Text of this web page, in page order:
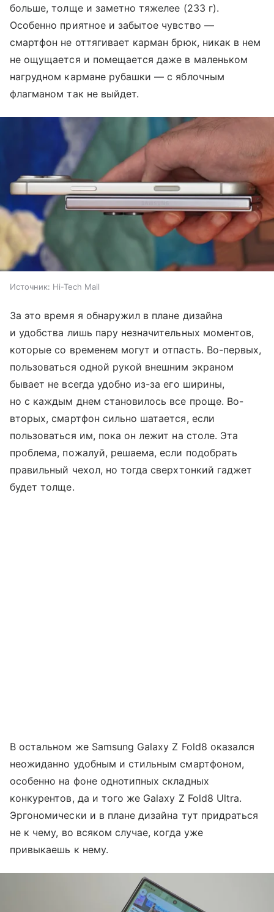
больше, толще и заметно тяжелее (233 г).
Особенно приятное и забытое чувство —
смартфон не оттягивает карман брюк, никак в нем
не ощущается и помещается даже в маленьком
нагрудном кармане рубашки — с яблочным
флагманом так не выйдет.
Источник: Hi-Tech Mail
За это время я обнаружил в плане дизайна
и удобства лишь пару незначительных моментов,
которые со временем могут и отпасть. Во-первых,
пользоваться одной рукой внешним экраном
бывает не всегда удобно из-за его ширины,
но с каждым днем становилось все проще. Во-
вторых, смартфон сильно шатается, если
пользоваться им, пока он лежит на столе. Эта
проблема, пожалуй, решаема, если подобрать
правильный чехол, но тогда сверхтонкий гаджет
будет толще.
В остальном же Samsung Galaxy Z Fold8 оказался
неожиданно удобным и стильным смартфоном,
особенно на фоне однотипных складных
конкурентов, да и того же Galaxy Z Fold8 Ultra.
Эргономически и в плане дизайна тут придраться
не к чему, во всяком случае, когда уже
привыкаешь к нему.